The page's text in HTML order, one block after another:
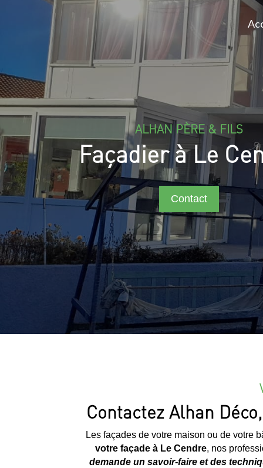
ALHAN PÈRE & FILS
Façadier à Le
Contact
Contactez Alhan
Les façades de votre maison ou de votre
votre façade à Le Cendre, nos
demande un savoir-faire et des